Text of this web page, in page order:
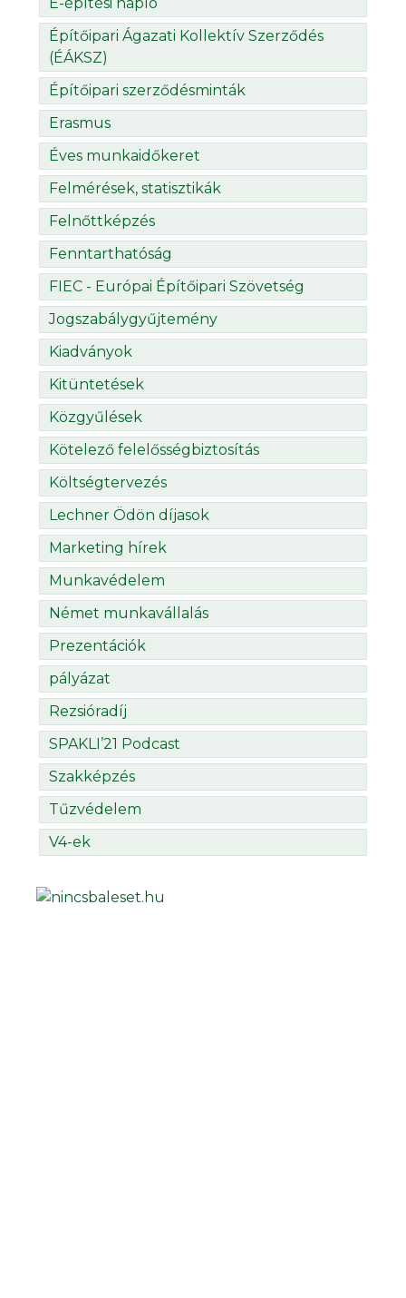
Építőipari Ágazati Kollektív Szerződés
(ÉÁKSZ)
Építőipari szerződésminták
Erasmus
Éves munkaidőkeret
Felmérések, statisztikák
Felnőttképzés
Fenntarthatóság
FIEC - Európai Építőipari Szövetség
Jogszabálygyűjtemény
Kiadványok
Kitüntetések
Közgyűlések
Kötelező felelősségbiztosítás
Költségtervezés
Lechner Ödön díjasok
Marketing hírek
Munkavédelem
Német munkavállalás
Prezentációk
pályázat
Rezsióradíj
SPAKLI’21 Podcast
Szakképzés
Tűzvédelem
V4-ek